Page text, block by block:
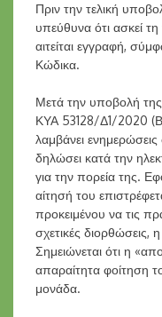
Πριν την τελική
υπεύθυνα ότι ασκεί
αιτείται εγγραφή,
Κώδικα.
Μετά την υποβολή
ΚΥΑ 53128/Δ1/2020
λαμβάνει
δηλώσει κατά την
για την πορεία της.
αίτησή του
προκειμένου να τις
σχετικές διορθώσεις,
Σημειώνεται ότι η
απαραίτητα φοίτηση
μονάδα.